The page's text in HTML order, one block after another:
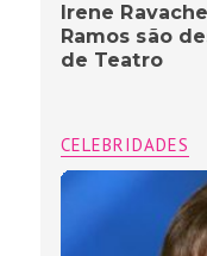
Irene
Ramos são
de Teatro
CELEBRIDADES